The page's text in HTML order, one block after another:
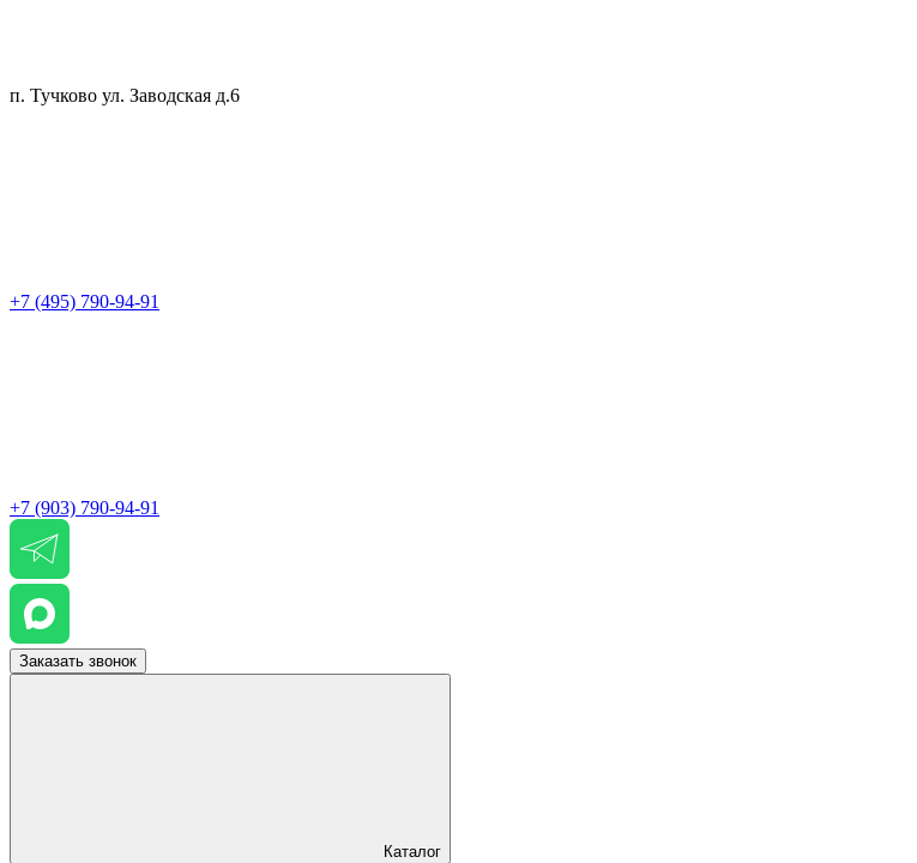
п. Тучково ул. Заводская д.6
+7 (495) 790-94-91
+7 (903) 790-94-91
Заказать звонок
Каталог